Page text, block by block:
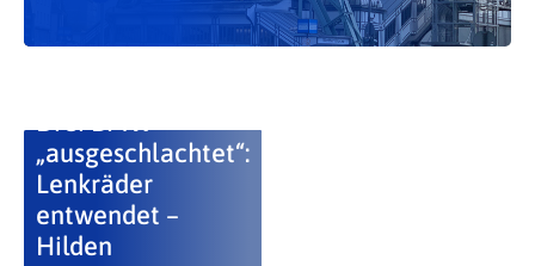
„ausgeschlachtet“:
Lenkräder
entwendet –
Hilden